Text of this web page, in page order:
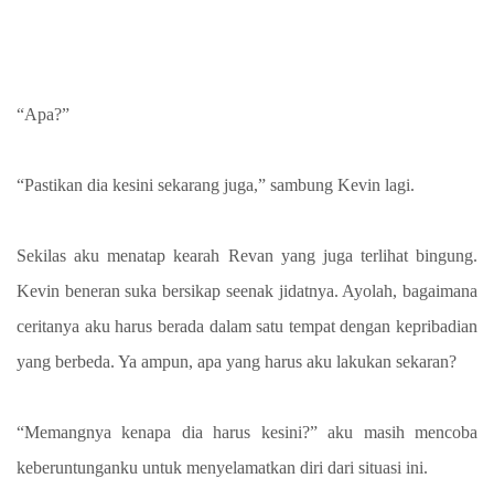
“Apa?”
“Pastikan dia kesini sekarang juga,” sambung Kevin lagi.
Sekilas aku menatap kearah Revan yang juga terlihat bingung.
Kevin beneran suka bersikap seenak jidatnya. Ayolah, bagaimana
ceritanya aku harus berada dalam satu tempat dengan kepribadian
yang berbeda. Ya ampun, apa yang harus aku lakukan sekaran?
“Memangnya kenapa dia harus kesini?” aku masih mencoba
keberuntunganku untuk menyelamatkan diri dari situasi ini.